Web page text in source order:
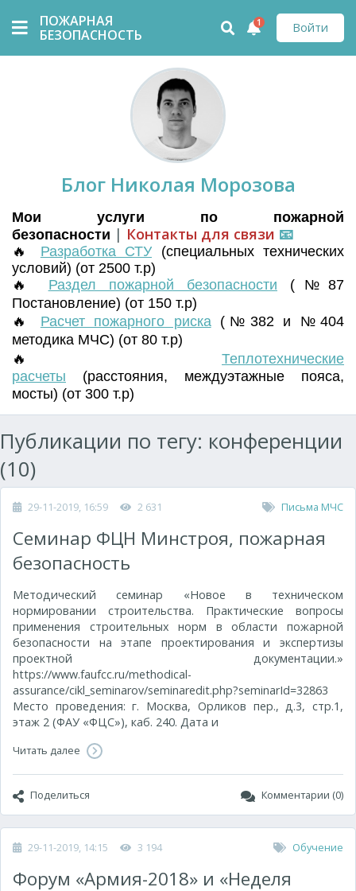
ПОЖАРНАЯ
БЕЗОПАСНОСТЬ
Войти
1
Блог Николая Морозова
Мои услуги по пожарной
безопасности | Контакты для связи 📧
🔥 Разработка СТУ (специальных технических
условий) (от 2500 т.р)
🔥 Раздел пожарной безопасности (№87
Постановление) (от 150 т.р)
🔥 Расчет пожарного риска(№382 и №404
методика МЧС) (от 80 т.р)
🔥 Теплотехнические
расчеты (расстояния, междуэтажные пояса,
мосты) (от 300 т.р)
Публикации по тегу: конференции
(10)
29-11-2019, 16:59 2 631 Письма МЧС
Семинар ФЦН Минстроя, пожарная
безопасность
Методический семинар «Новое в техническом
нормировании строительства. Практические вопросы
применения строительных норм в области пожарной
безопасности на этапе проектирования и экспертизы
проектной документации.»
https://www.faufcc.ru/methodical-
assurance/cikl_seminarov/seminaredit.php?seminarId=32863
Место проведения: г. Москва, Орликов пер., д.3, стр.1,
этаж 2 (ФАУ «ФЦС»), каб. 240. Дата и
Читать далее
Поделиться Комментарии (0)
29-11-2019, 14:15 3 194 Обучение
Форум «Армия-2018» и «Неделя